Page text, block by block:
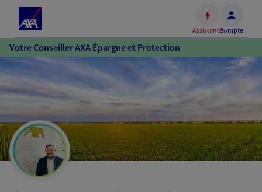
Accéder
au
contenu
principal
au
pied
page
AssistanceCompte
Votre Conseiller AXA Épargne et Protection